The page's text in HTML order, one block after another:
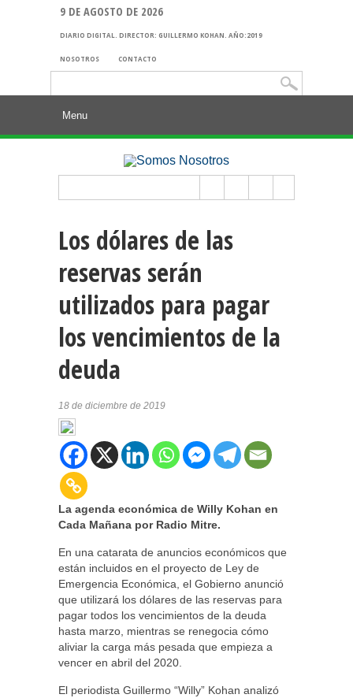
9 DE AGOSTO DE 2026
DIARIO DIGITAL. DIRECTOR: GUILLERMO KOHAN. AÑO:2019
NOSOTROS CONTACTO
Los dólares de las
reservas serán
utilizados para pagar
los vencimientos de la
deuda
18 de diciembre de 2019
La agenda económica de Willy Kohan en
Cada Mañana por Radio Mitre.
En una catarata de anuncios económicos que
están incluidos en el proyecto de Ley de
Emergencia Económica, el Gobierno anunció
que utilizará los dólares de las reservas para
pagar todos los vencimientos de la deuda
hasta marzo, mientras se renegocia cómo
aliviar la carga más pesada que empieza a
vencer en abril del 2020.
El periodista Guillermo “Willy” Kohan analizó